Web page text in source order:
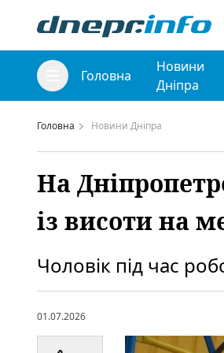
Головна
Новини
Дніпра
Головна Новини Дніпра
На
із висоти на
Чоловік під час
01.07.2026